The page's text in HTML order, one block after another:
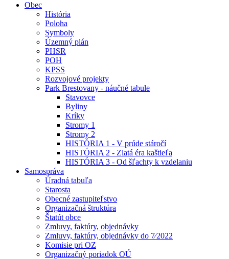
Obec
História
Poloha
Symboly
Územný plán
PHSR
POH
KPSS
Rozvojové projekty
Park Brestovany - náučné tabule
Stavovce
Byliny
Kríky
Stromy 1
Stromy 2
HISTÓRIA 1 - V prúde stáročí
HISTÓRIA 2 - Zlatá éra kaštieľa
HISTÓRIA 3 - Od šľachty k vzdelaniu
Samospráva
Úradná tabuľa
Starosta
Obecné zastupiteľstvo
Organizačná štruktúra
Štatút obce
Zmluvy, faktúry, objednávky
Zmluvy, faktúry, objednávky do 7⁄2022
Komisie pri OZ
Organizačný poriadok OÚ